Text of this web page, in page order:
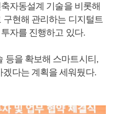
자동설계 기술을 비롯해
현해 관리하는 디지털트
자를 진행하고 있다.
등을 확보해 스마트시티,
다는 계획을 세워뒀다.